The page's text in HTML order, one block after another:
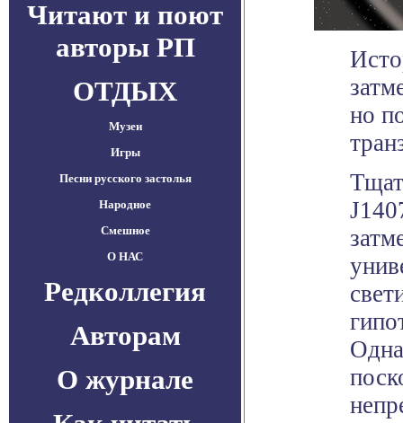
Читают и поют
авторы РП
ОТДЫХ
Музеи
Игры
Песни русского застолья
Народное
Смешное
О НАС
Редколлегия
Авторам
О журнале
но